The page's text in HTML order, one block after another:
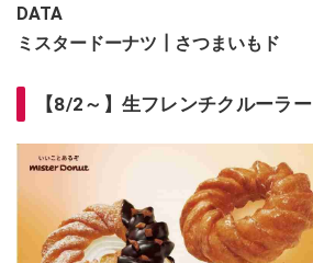
DATA
ミスタードーナツ┃さつまいもド
【8/2～】生フレンチクルーラー